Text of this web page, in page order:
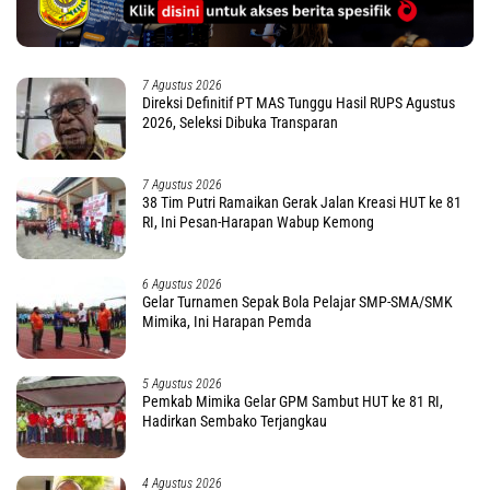
7 Agustus 2026
Direksi Definitif PT MAS Tunggu Hasil RUPS Agustus
2026, Seleksi Dibuka Transparan
7 Agustus 2026
38 Tim Putri Ramaikan Gerak Jalan Kreasi HUT ke 81
RI, Ini Pesan-Harapan Wabup Kemong
6 Agustus 2026
Gelar Turnamen Sepak Bola Pelajar SMP-SMA/SMK
Mimika, Ini Harapan Pemda
5 Agustus 2026
Pemkab Mimika Gelar GPM Sambut HUT ke 81 RI,
Hadirkan Sembako Terjangkau
4 Agustus 2026